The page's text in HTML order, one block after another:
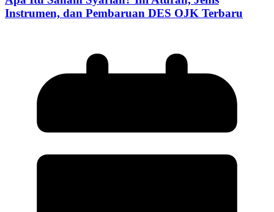
Instrumen, dan Pembaruan DES OJK Terbaru